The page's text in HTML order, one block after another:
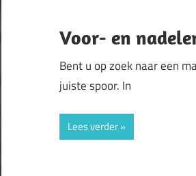
Voor- en
Bent u op zoek naar een
juiste spoor. In
Lees verder